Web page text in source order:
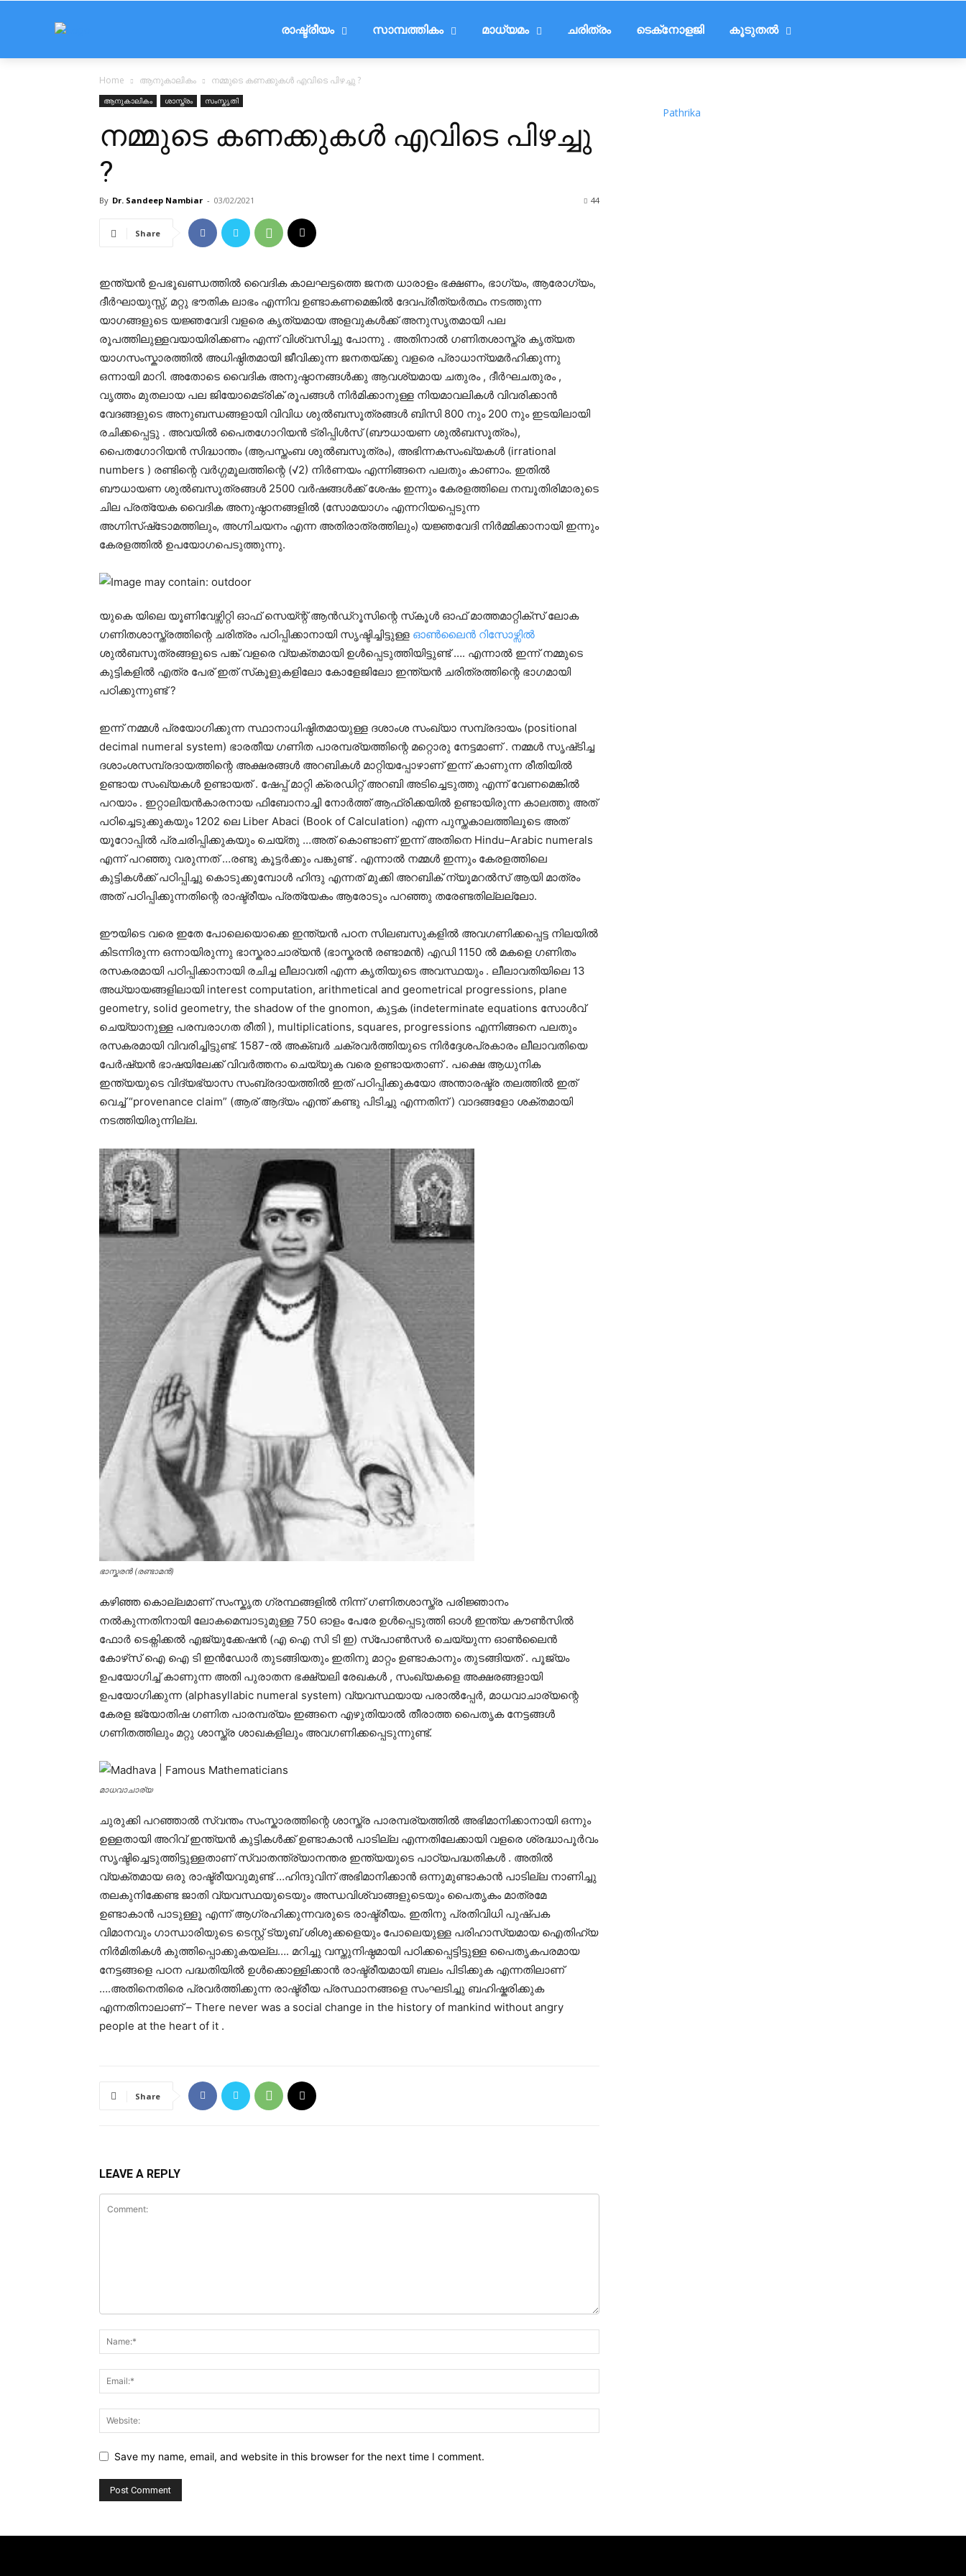
രാഷ്ട്രീയം സാമ്പത്തികം മാധ്യമം ചരിത്രം ടെക്‌നോളജി കൂടുതൽ
Home ആനുകാലികം നമ്മുടെ കണക്കുകൾ എവിടെ പിഴച്ചു ?
ആനുകാലികം ശാസ്ത്രം സംസ്കൃതി
നമ്മുടെ കണക്കുകൾ എവിടെ പിഴച്ചു
?
By Dr. Sandeep Nambiar - 03/02/2021 44
Share
ഇന്ത്യൻ ഉപഭൂഖണ്ഡത്തിൽ വൈദിക കാലഘട്ടത്തെ ജനത ധാരാളം ഭക്ഷണം, ഭാഗ്യം, ആരോഗ്യം,
ദീർഘായുസ്സ്, മറ്റു ഭൗതിക ലാഭം എന്നിവ ഉണ്ടാകണമെങ്കിൽ ദേവപ്രീത്യർത്ഥം നടത്തുന്ന
യാഗങ്ങളുടെ യജ്ഞവേദി വളരെ കൃത്യമായ അളവുകൾക്ക് അനുസൃതമായി പല
രൂപത്തിലുള്ളവയായിരിക്കണം എന്ന് വിശ്വസിച്ചു പോന്നു . അതിനാൽ ഗണിതശാസ്ത്ര കൃത്യത
യാഗസംസ്കാരത്തിൽ അധിഷ്ഠിതമായി ജീവിക്കുന്ന ജനതയ്ക്കു വളരെ പ്രാധാന്യമർഹിക്കുന്നു
ഒന്നായി മാറി. അതോടെ വൈദിക അനുഷ്ഠാനങ്ങൾക്കു ആവശ്യമായ ചതുരം , ദീർഘചതുരം ,
വൃത്തം മുതലായ പല ജിയോമെട്രിക് രൂപങ്ങൾ നിർമിക്കാനുള്ള നിയമാവലികൾ വിവരിക്കാൻ
വേദങ്ങളുടെ അനുബന്ധങ്ങളായി വിവിധ ശുൽബസൂത്രങ്ങൾ ബിസി 800 നും 200 നും ഇടയിലായി
രചിക്കപ്പെട്ടു . അവയിൽ പൈതഗോറിയൻ ട്രിപ്പിൾസ് (ബൗധായണ ശുൽബസൂത്രം),
പൈതഗോറിയൻ സിദ്ധാന്തം (ആപസ്തംബ ശുൽബസൂത്രം), അഭിന്നകസംഖ്യകൾ (irrational
numbers ) രണ്ടിന്റെ വർഗ്ഗമൂലത്തിന്റെ (√2) നിർണയം എന്നിങ്ങനെ പലതും കാണാം. ഇതിൽ
ബൗധായണ ശുൽബസൂത്രങ്ങൾ 2500 വർഷങ്ങൾക്ക് ശേഷം ഇന്നും കേരളത്തിലെ നമ്പൂതിരിമാരുടെ
ചില പ്രത്യേക വൈദിക അനുഷ്ഠാനങ്ങളിൽ (സോമയാഗം എന്നറിയപ്പെടുന്ന
അഗ്നിസ്‌ഷ്‌ടോമത്തിലും, അഗ്നിചയനം എന്ന അതിരാത്രത്തിലും) യജ്ഞവേദി നിർമ്മിക്കാനായി ഇന്നും
കേരളത്തിൽ ഉപയോഗപെടുത്തുന്നു.
യുകെ യിലെ യൂണിവേഴ്സിറ്റി ഓഫ് സെയ്ന്റ് ആൻഡ്‌റൂസിന്റെ സ്‌കൂൾ ഓഫ് മാത്തമാറ്റിക്സ് ലോക
ഗണിതശാസ്ത്രത്തിന്റെ ചരിത്രം പഠിപ്പിക്കാനായി സൃഷ്ടിച്ചിട്ടുള്ള ഓൺലൈൻ റിസോഴ്സിൽ
ശുൽബസൂത്രങ്ങളുടെ പങ്ക് വളരെ വ്യക്തമായി ഉൾപ്പെടുത്തിയിട്ടുണ്ട് …. എന്നാൽ ഇന്ന് നമ്മുടെ
കുട്ടികളിൽ എത്ര പേര് ഇത് സ്‌കൂളുകളിലോ കോളേജിലോ ഇന്ത്യൻ ചരിത്രത്തിന്റെ ഭാഗമായി
പഠിക്കുന്നുണ്ട് ?
ഇന്ന് നമ്മൾ പ്രയോഗിക്കുന്ന സ്ഥാനാധിഷ്ഠിതമായുള്ള ദശാംശ സംഖ്യാ സമ്പ്രദായം (positional
decimal numeral system) ഭാരതീയ ഗണിത പാരമ്പര്യത്തിന്റെ മറ്റൊരു നേട്ടമാണ് . നമ്മൾ സൃഷ്‌ടിച്ച
ദശാംശസമ്പ്രദായത്തിന്റെ അക്ഷരങ്ങൾ അറബികൾ മാറ്റിയപ്പോഴാണ് ഇന്ന് കാണുന്ന രീതിയിൽ
ഉണ്ടായ സംഖ്യകൾ ഉണ്ടായത് . ഷേപ്പ് മാറ്റി ക്രെഡിറ്റ് അറബി അടിച്ചെടുത്തു എന്ന് വേണമെങ്കിൽ
പറയാം . ഇറ്റാലിയൻകാരനായ ഫിബോനാച്ചി നോർത്ത് ആഫ്രിക്കയിൽ ഉണ്ടായിരുന്ന കാലത്തു അത്
പഠിച്ചെടുക്കുകയും 1202 ലെ Liber Abaci (Book of Calculation) എന്ന പുസ്തകാലത്തിലൂടെ അത്
യൂറോപ്പിൽ പ്രചരിപ്പിക്കുകയും ചെയ്തു …അത് കൊണ്ടാണ് ഇന്ന് അതിനെ Hindu–Arabic numerals
എന്ന് പറഞ്ഞു വരുന്നത് …രണ്ടു കൂട്ടർക്കും പങ്കുണ്ട് . എന്നാൽ നമ്മൾ ഇന്നും കേരളത്തിലെ
കുട്ടികൾക്ക് പഠിപ്പിച്ചു കൊടുക്കുമ്പോൾ ഹിന്ദു എന്നത് മുക്കി അറബിക് ന്യൂമറൽസ് ആയി മാത്രം
അത് പഠിപ്പിക്കുന്നതിന്റെ രാഷ്ട്രീയം പ്രത്യേകം ആരോടും പറഞ്ഞു തരേണ്ടതില്ലല്ലോ.
ഈയിടെ വരെ ഇതേ പോലെയൊക്കെ ഇന്ത്യൻ പഠന സിലബസുകളിൽ അവഗണിക്കപ്പെട്ട നിലയിൽ
കിടന്നിരുന്ന ഒന്നായിരുന്നു ഭാസ്കരാചാര്യൻ (ഭാസ്കരൻ രണ്ടാമൻ) എഡി 1150 ൽ മകളെ ഗണിതം
രസകരമായി പഠിപ്പിക്കാനായി രചിച്ച ലീലാവതി എന്ന കൃതിയുടെ അവസ്ഥയും . ലീലാവതിയിലെ 13
അധ്യായങ്ങളിലായി interest computation, arithmetical and geometrical progressions, plane
geometry, solid geometry, the shadow of the gnomon, കുട്ടക (indeterminate equations സോൾവ്
ചെയ്യാനുള്ള പരമ്പരാഗത രീതി ), multiplications, squares, progressions എന്നിങ്ങനെ പലതും
രസകരമായി വിവരിച്ചിട്ടുണ്ട്. 1587-ൽ അക്ബർ ചക്രവർത്തിയുടെ നിർദ്ദേശപ്രകാരം ലീലാവതിയെ
പേർഷ്യൻ ഭാഷയിലേക്ക് വിവർത്തനം ചെയ്യുക വരെ ഉണ്ടായതാണ് . പക്ഷെ ആധുനിക
ഇന്ത്യയുടെ വിദ്യഭ്യാസ സംബ്രദായത്തിൽ ഇത് പഠിപ്പിക്കുകയോ അന്താരഷ്ട്ര തലത്തിൽ ഇത്
വെച്ച് “provenance claim” (ആര് ആദ്യം എന്ത് കണ്ടു പിടിച്ചു എന്നതിന് ) വാദങ്ങളോ ശക്തമായി
നടത്തിയിരുന്നില്ല.
ഭാസ്കരൻ (രണ്ടാമൻ)
കഴിഞ്ഞ കൊല്ലമാണ് സംസ്കൃത ഗ്രന്ഥങ്ങളിൽ നിന്ന് ഗണിതശാസ്ത്ര പരിജ്ഞാനം
നൽകുന്നതിനായി ലോകമെമ്പാടുമുള്ള 750 ഓളം പേരേ ഉൾപ്പെടുത്തി ഓൾ ഇന്ത്യ കൗൺസിൽ
ഫോർ ടെക്നിക്കൽ എജ്യുക്കേഷൻ (എ ഐ സി ടി ഇ) സ്പോൺസർ ചെയ്യുന്ന ഓൺലൈൻ
കോഴ്‌സ് ഐ ഐ ടി ഇൻഡോർ തുടങ്ങിയതും ഇതിനു മാറ്റം ഉണ്ടാകാനും തുടങ്ങിയത് . പൂജ്യം
ഉപയോഗിച്ച് കാണുന്ന അതി പുരാതന ഭക്ഷ്യലി രേഖകൾ , സംഖ്യകളെ അക്ഷരങ്ങളായി
ഉപയോഗിക്കുന്ന (alphasyllabic numeral system) വ്യവസ്ഥയായ പരാൽപ്പേർ, മാധവാചാര്യന്റെ
കേരള ജ്യോതിഷ ഗണിത പാരമ്പര്യം ഇങ്ങനെ എഴുതിയാൽ തീരാത്ത പൈതൃക നേട്ടങ്ങൾ
ഗണിതത്തിലും മറ്റു ശാസ്ത്ര ശാഖകളിലും അവഗണിക്കപ്പെടുന്നുണ്ട്.
മാധവാചാര്യ
ചുരുക്കി പറഞ്ഞാൽ സ്വന്തം സംസ്കാരത്തിന്റെ ശാസ്ത്ര പാരമ്പര്യത്തിൽ അഭിമാനിക്കാനായി ഒന്നും
ഉള്ളതായി അറിവ് ഇന്ത്യൻ കുട്ടികൾക്ക് ഉണ്ടാകാൻ പാടില്ല എന്നതിലേക്കായി വളരെ ശ്രദ്ധാപൂർവം
സൃഷ്ടിച്ചെടുത്തിട്ടുള്ളതാണ് സ്വാതന്ത്ര്യാനന്തര ഇന്ത്യയുടെ പാഠ്യപദ്ധതികൾ . അതിൽ
വ്യക്തമായ ഒരു രാഷ്ട്രീയവുമുണ്ട് …ഹിന്ദുവിന് അഭിമാനിക്കാൻ ഒന്നുമുണ്ടാകാൻ പാടില്ല നാണിച്ചു
തലകുനിക്കേണ്ട ജാതി വ്യവസ്ഥയുടെയും അന്ധവിശ്വാങ്ങളുടെയും പൈതൃകം മാത്രമേ
ഉണ്ടാകാൻ പാടുള്ളൂ എന്ന് ആഗ്രഹിക്കുന്നവരുടെ രാഷ്ട്രീയം. ഇതിനു പ്രതിവിധി പുഷ്പക
വിമാനവും ഗാന്ധാരിയുടെ ടെസ്റ്റ് ട്യൂബ് ശിശുക്കളെയും പോലെയുള്ള പരിഹാസ്യമായ ഐതിഹ്യ
നിർമിതികൾ കുത്തിപ്പൊക്കുകയല്ല…. മറിച്ചു വസ്തുനിഷ്ഠമായി പഠിക്കപ്പെട്ടിട്ടുള്ള പൈതൃകപരമായ
നേട്ടങ്ങളെ പഠന പദ്ധതിയിൽ ഉൾക്കൊള്ളിക്കാൻ രാഷ്ട്രീയമായി ബലം പിടിക്കുക എന്നതിലാണ്
….അതിനെതിരെ പ്രവർത്തിക്കുന്ന രാഷ്ട്രീയ പ്രസ്ഥാനങ്ങളെ സംഘടിച്ചു ബഹിഷ്കരിക്കുക
എന്നതിനാലാണ് – There never was a social change in the history of mankind without angry
people at the heart of it .
Share
LEAVE A REPLY
Save my name, email, and website in this browser for the next time I comment.
Pathrika